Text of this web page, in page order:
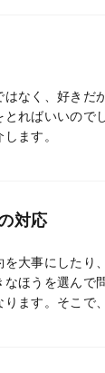
なく、好きだ
ればいいので
ます。
対応
大事にしたり
ほうを選んで
ます。そこで